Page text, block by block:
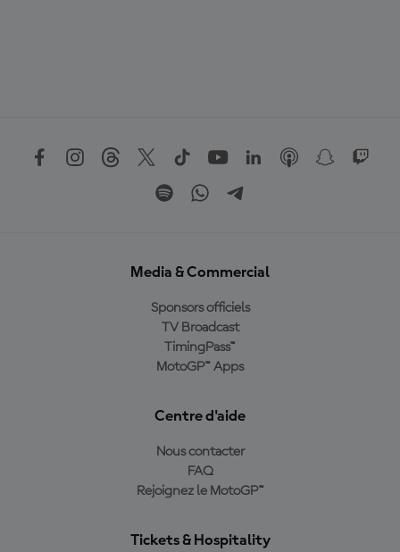
Media & Commercial
Sponsors officiels
TV Broadcast
TimingPass™
MotoGP™ Apps
Centre d'aide
Nous contacter
FAQ
Rejoignez le MotoGP™
Tickets & Hospitality